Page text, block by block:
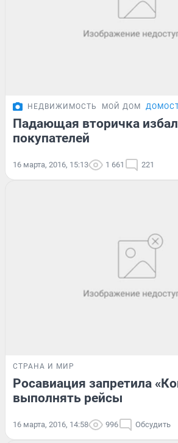
НЕДВИЖИМОСТЬ МОЙ ДОМ
Падающая вторичка
покупателей
16 марта, 2016, 15:13 1 661 221
СТРАНА И МИР
Росавиация запретила
выполнять рейсы
16 марта, 2016, 14:58 996 Обсудить